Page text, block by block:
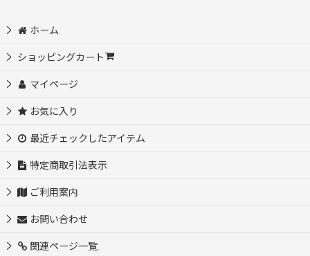
ホーム
ショッピングカート
マイページ
お気に入り
最近チェックしたアイテム
特定商取引法表示
ご利用案内
お問い合わせ
関連ページ一覧